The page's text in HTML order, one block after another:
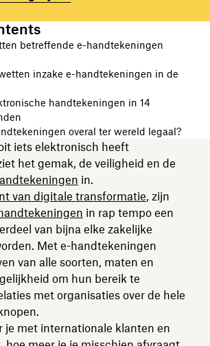
betreffende e-handtekeningen
inzake e-handtekeningen in de
handtekeningen in 14
overal ter wereld legaal?
iets elektronisch heeft
het gemak, de veiligheid en de
in.
van digitale transformatie, zijn
in rap tempo een
van bijna elke zakelijke
Met e-handtekeningen
van alle soorten, maten en
om hun bereik te
met organisaties over de hele
je met internationale klanten en